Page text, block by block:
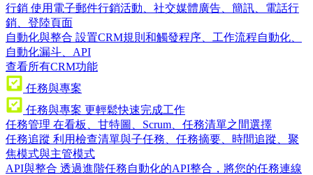
行銷 使用電子郵件行銷活動、社交媒體廣告、簡訊、電話行
銷、登陸頁面
自動化與整合 設置CRM規則和觸發程序、工作流程自動化、
自動化漏斗、API
查看所有CRM功能
任務與專案
任務與專案 更輕鬆快速完成工作
任務管理 在看板、甘特圖、Scrum、任務清單之間選擇
任務追蹤 利用檢查清單與子任務、任務摘要、時間追蹤、聚
焦模式與主管模式
API與整合 透過進階任務自動化的API整合，將您的任務連線